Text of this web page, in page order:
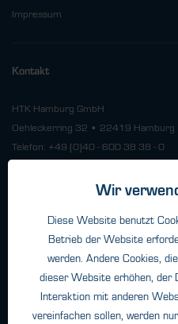
Impressum
Kontakt
HTK Hamburg GmbH
Oehleckerring 32 • 22419 Hamburg
Telefon: +49 (0)40 - 600 38 38 - 0
info@htk-hamburg.com
Weitere Standorte
Über HTK
Kontakt
Wir
Diese Website benutzt
Betrieb der Website
werden. Andere Cookies,
dieser Website erhöhen, der
Interaktion mit anderen
vereinfachen sollen, werden